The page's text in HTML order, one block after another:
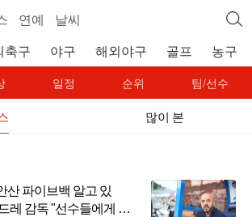
연예 날씨
축구 야구 해외야구 골프 농구
일정 순위 팀/선수
많이 본
산 파이브백 알고 있
레 감독 "선수들에게 파